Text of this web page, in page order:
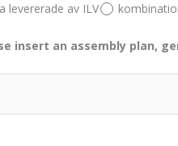
levererade av ILV
insert an assembly plan,